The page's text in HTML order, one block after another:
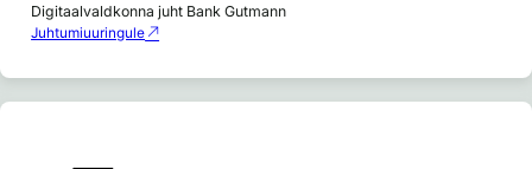
Digitaalvaldkonna juht Bank Gutmann
Juhtumiuuringule